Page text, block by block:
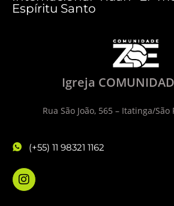
Espíritu Santo
Igreja
Rua São João, 565 – Itatinga/São
(+55) 11 98321 1162